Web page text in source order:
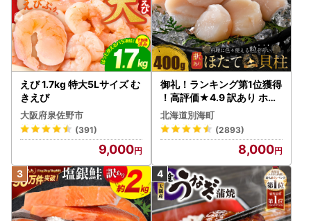
えび 1.7kg 特大5Lサイズ む
きえび
大阪府泉佐野市
(391)
9,000
御礼！ランキング第1位獲得
！高評価★4.9 訳あり ホタ
テ 400g（ほたて 帆立 貝柱
冷凍 ）
北海道別海町
(2893)
8,000